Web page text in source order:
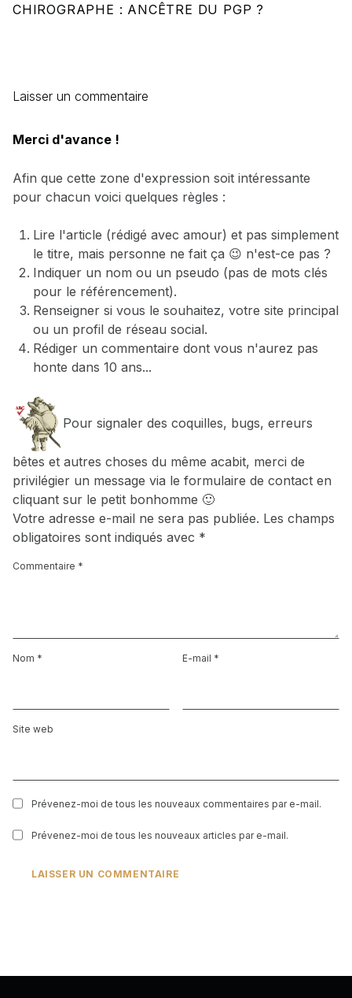
CHIROGRAPHE : ANCÊTRE DU PGP ?
Laisser un commentaire
Merci d'avance !
Afin que cette zone d'expression soit intéressante
pour chacun voici quelques règles :
Lire l'article (rédigé avec amour) et pas simplement
le titre, mais personne ne fait ça 😉 n'est-ce pas ?
Indiquer un nom ou un pseudo (pas de mots clés
pour le référencement).
Renseigner si vous le souhaitez, votre site principal
ou un profil de réseau social.
Rédiger un commentaire dont vous n'aurez pas
honte dans 10 ans...
Pour signaler des coquilles, bugs, erreurs
bêtes et autres choses du même acabit, merci de
privilégier un message via le formulaire de contact en
cliquant sur le petit bonhomme 🙂
Votre adresse e-mail ne sera pas publiée. Les champs
obligatoires sont indiqués avec *
Commentaire *
Nom * E-mail *
Site web
Prévenez-moi de tous les nouveaux commentaires par e-mail.
Prévenez-moi de tous les nouveaux articles par e-mail.